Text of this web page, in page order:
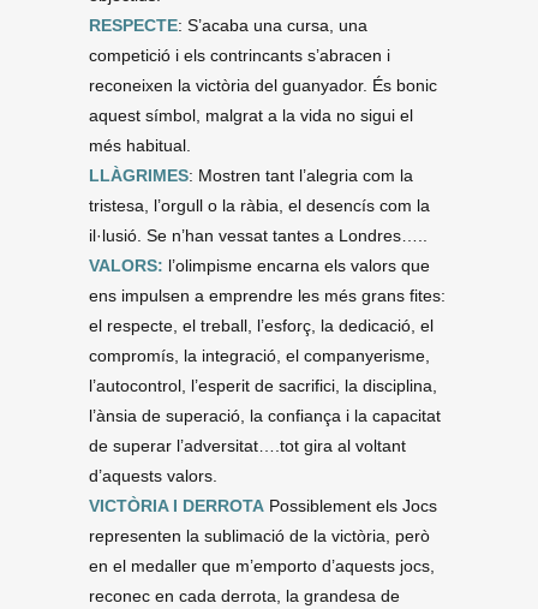
RESPECTE: S’acaba una cursa, una
competició i els contrincants s’abracen i
reconeixen la victòria del guanyador. És bonic
aquest símbol, malgrat a la vida no sigui el
més habitual.
LLÀGRIMES: Mostren tant l’alegria com la
tristesa, l’orgull o la ràbia, el desencís com la
il·lusió. Se n’han vessat tantes a Londres…..
VALORS: l’olimpisme encarna els valors que
ens impulsen a emprendre les més grans fites:
el respecte, el treball, l’esforç, la dedicació, el
compromís, la integració, el companyerisme,
l’autocontrol, l’esperit de sacrifici, la disciplina,
l’ànsia de superació, la confiança i la capacitat
de superar l’adversitat….tot gira al voltant
d’aquests valors.
VICTÒRIA I DERROTA Possiblement els Jocs
representen la sublimació de la victòria, però
en el medaller que m’emporto d’aquests jocs,
reconec en cada derrota, la grandesa de